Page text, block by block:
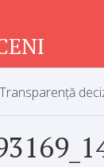
Transparență